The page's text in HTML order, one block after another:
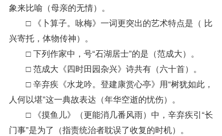
象来比喻（母亲的无情）。
□ 《卜算子。咏梅》一词更突出的艺术特点是（ 比
兴寄托，体物传神）。
□ 下列作家中，号“石湖居士”的是（范成大）。
□ 范成大《四时田园杂兴》诗共有（六十首）。
□ 辛弃疾《水龙吟。登建康赏心亭》用“树犹如此，
人何以堪”这一典故表达（年华空逝的忧伤）。
□ 《摸鱼儿》（更能消几番风雨）中，辛弃疾引“长
门事”是为了（指责统治者耽误了收复的时机）。